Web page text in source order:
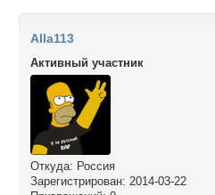
Alla113
Активный участник
Откуда: Россия
Зарегистрирован: 2014-03-22